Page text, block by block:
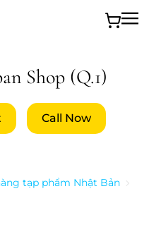
Shop (Q.1)
Call Now
tạp phẩm Nhật Bản